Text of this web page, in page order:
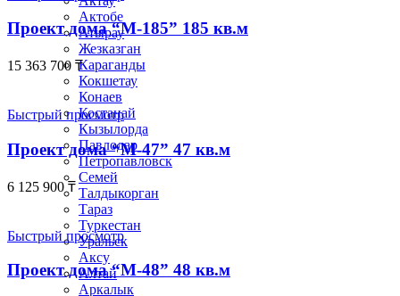
Актобе
Атырау
Жезказган
Караганды
Кокшетау
Конаев
Костанай
Кызылорда
Павлодар
Петропавловск
Семей
Талдыкорган
Тараз
Туркестан
Уральск
Аксу
Алтай
Аркалык
Проект дома “М-185” 185 кв.м
15 363 700 ₸
Быстрый просмотр
Проект дома “М-47” 47 кв.м
6 125 900 ₸
Быстрый просмотр
Проект дома “М-48” 48 кв.м